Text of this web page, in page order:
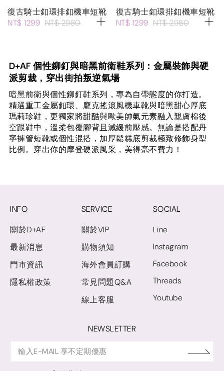
復古騎士釦環排釦機車短靴
NT$ 1299 NT$ 2980
復古騎士釦環排釦機車短靴
NT$ 1299 NT$ 2980
D+AF 個性鉚釘與暗黑前衛鞋系列：金屬裝飾與硬
派剪裁，穿出街拍叛逆氣場
暗黑前衛與個性鉚釘鞋系列，專為自帶態度的你打造。
精選重工金屬釦環、龐克搖滾風機車靴與暗黑甜心厚底
瑪莉珍鞋，更獨家將甜酷與歐美帥氣元素融入親膚棉後
空跟鞋中，溫柔包覆腳背且減緩前壓感。無論是搭配丹
寧褲管短靴或個性混搭，加厚鬆糕底剪裁極致修飾身型
比例。穿出你的摩登硬派風采，美得毫不費力！
INFO
關於D+AF
最新消息
門市資訊
隱私權政策
SERVICE
關於VIP
購物須知
海外會員訂購
常見問題Q&A
線上客服
SOCIAL
Line
Instagram
Facebook
Threads
Youtube
NEWSLETTER